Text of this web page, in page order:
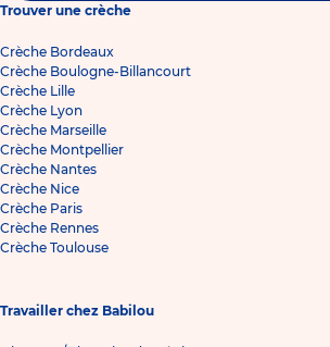
Trouver une crèche
Crèche Bordeaux
Crèche Boulogne-Billancourt
Crèche Lille
Crèche Lyon
Crèche Marseille
Crèche Montpellier
Crèche Nantes
Crèche Nice
Crèche Paris
Crèche Rennes
Crèche Toulouse
Travailler chez Babilou